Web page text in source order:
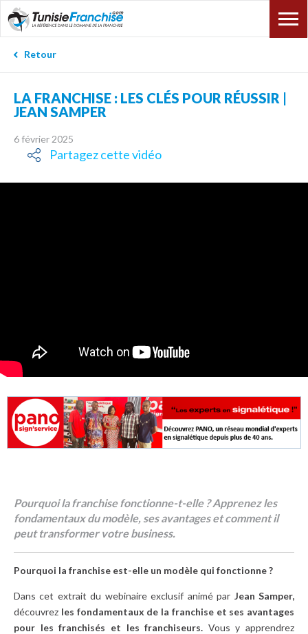
Retour
LA FRANCHISE : LES CLÉS POUR RÉUSSIR |
JEAN SAMPER
6 février 2025
Partagez cette vidéo
Pourquoi la franchise fonctionne-t-elle ? Apprenez les
fondamentaux du modèle, ses avantages et comment il
peut transformer votre business.
Pourquoi la franchise est-elle un modèle qui fonctionne ?
Dans cet extrait du webinaire exclusif animé par Jean Samper,
découvrez les fondamentaux de la franchise et ses avantages
pour les franchisés et les franchiseurs. Vous y apprendrez